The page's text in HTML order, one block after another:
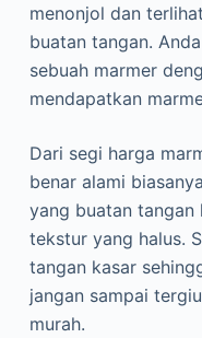
menonjol dan
buatan tangan.
sebuah marmer
mendapatkan
Dari segi harga
benar alami
yang buatan tangan
tekstur yang halus.
tangan kasar
jangan sampai
murah.